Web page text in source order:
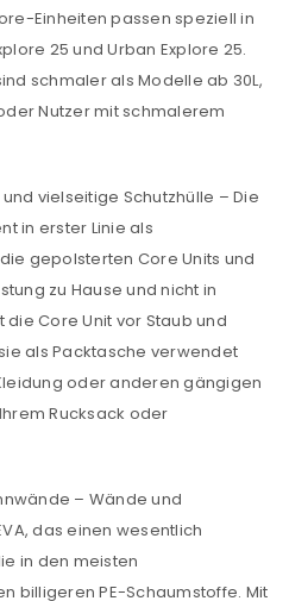
Adresse*
durchWP Captcha
Angemeldet bleiben
Einheiten passen speziell in
25 und Urban Explore 25.
schmaler als Modelle ab 30L,
Nutzer mit schmalerem
vielseitige Schutzhülle – Die
in erster Linie als
gepolsterten Core Units und
zu Hause und nicht in
Core Unit vor Staub und
als Packtasche verwendet
oder anderen gängigen
Rucksack oder
– Wände und
das einen wesentlich
in den meisten
billigeren PE-Schaumstoffe. Mit